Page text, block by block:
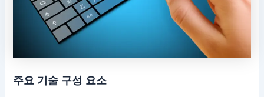
주요 기술 구성 요소